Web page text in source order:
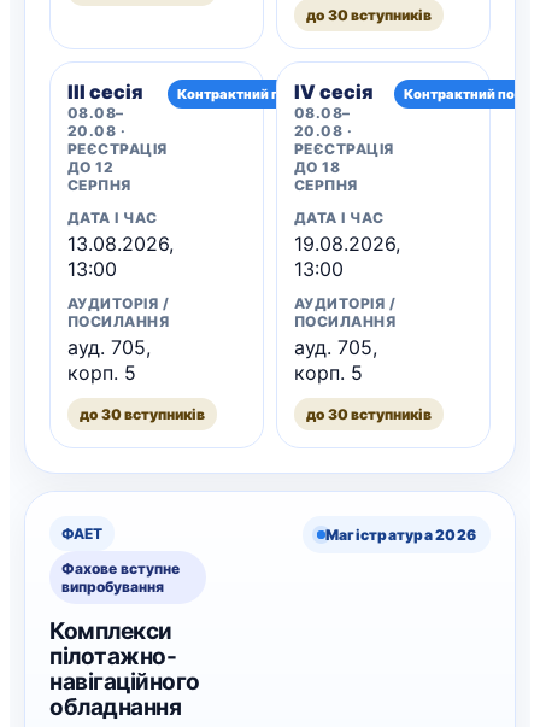
до 30 вступників
III сесія
08.08–
20.08 ·
РЕЄСТРАЦІЯ
ДО 12
СЕРПНЯ
Контрактний потік
ДАТА І ЧАС
13.08.2026,
13:00
АУДИТОРІЯ /
ПОСИЛАННЯ
ауд. 705,
корп. 5
до 30 вступників
IV сесія
08.08–
20.08 ·
РЕЄСТРАЦІЯ
ДО 18
СЕРПНЯ
Контрактний потік
ДАТА І ЧАС
19.08.2026,
13:00
АУДИТОРІЯ /
ПОСИЛАННЯ
ауд. 705,
корп. 5
до 30 вступників
ФАЕТ
Фахове вступне
випробування
Комплекси
пілотажно-
навігаційного
обладнання
Магістратура 2026